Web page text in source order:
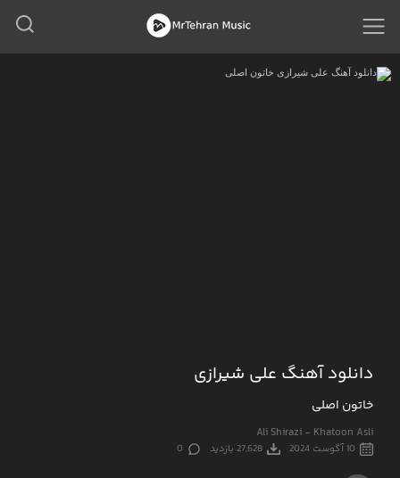
دانلود آهنگ علی شیرازی
خاتون اصلی
Ali Shirazi - Khatoon Asli
10 آگوست 2024 27,628 بازدید 0